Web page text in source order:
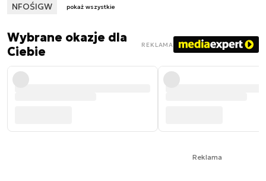
NFOŚIGW pokaż wszystkie
Wybrane okazje dla
Ciebie
REKLAMA
Reklama